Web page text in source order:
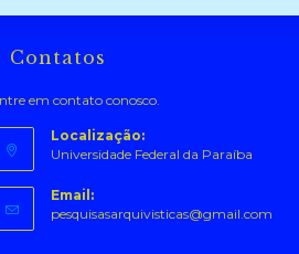
Contatos
em contato conosco.
Localização:
Universidade Federal da Paraíba
Email:
pesquisasarquivisticas@gmail.comAbre